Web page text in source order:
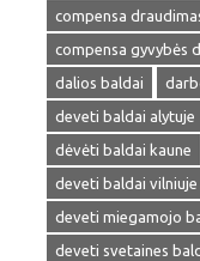
compensa
compensa gyvybės
dalios baldai
deveti baldai alytuje
dėvėti baldai kaune
deveti baldai vilniuje
deveti miegamojo
deveti svetaines